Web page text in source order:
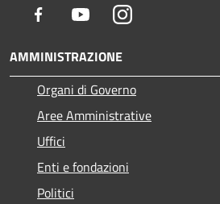
Facebook YoutubeInstagram
AMMINISTRAZIONE
Organi di Governo
Aree Amministrative
Uffici
Enti e fondazioni
Politici